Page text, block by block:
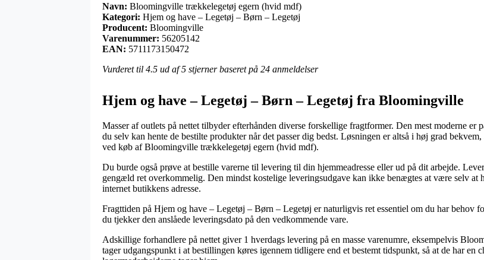
Navn: Bloomingville trækkelegetøj egern (hvid mdf)
Kategori: Hjem og have – Legetøj – Børn – Legetøj
Producent: Bloomingville
Varenummer: 56205142
EAN: 5711173150472
Vurderet til 4.5 ud af 5 stjerner baseret på 24 anmeldelser
Hjem og have – Legetøj – Børn – Legetøj fra Bloomingville
Masser af outlets på nettet tilbyder efterhånden diverse forskellige fragtformer. Den mest moderne
du selv kan hente de bestilte produkter når det passer dig bedst. Løsningen er altså i høj grad
ved køb af Bloomingville trækkelegetøj egern (hvid mdf).
Du burde også prøve at bestille varerne til levering til din hjemmeadresse eller ud på dit arbejde.
gengæld ret overkommelig. Den mindst kostelige leveringsudgave kan ikke benægtes at være selv at
internet butikkens adresse.
Fragttiden på Hjem og have – Legetøj – Børn – Legetøj er naturligvis ret essentiel om du har behov
du tjekker den anslåede leveringsdato på den vedkommende vare.
Adskillige forhandlere på nettet giver 1 hverdags levering på en masse varenumre, eksempelvis
tager udgangspunkt i at bestillingen køres igennem tidligere end et bestemt tidspunkt, så at de har en